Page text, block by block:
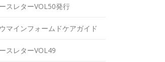
スレターVOL50発行
マインフォームドケアガイド
スレターVOL49